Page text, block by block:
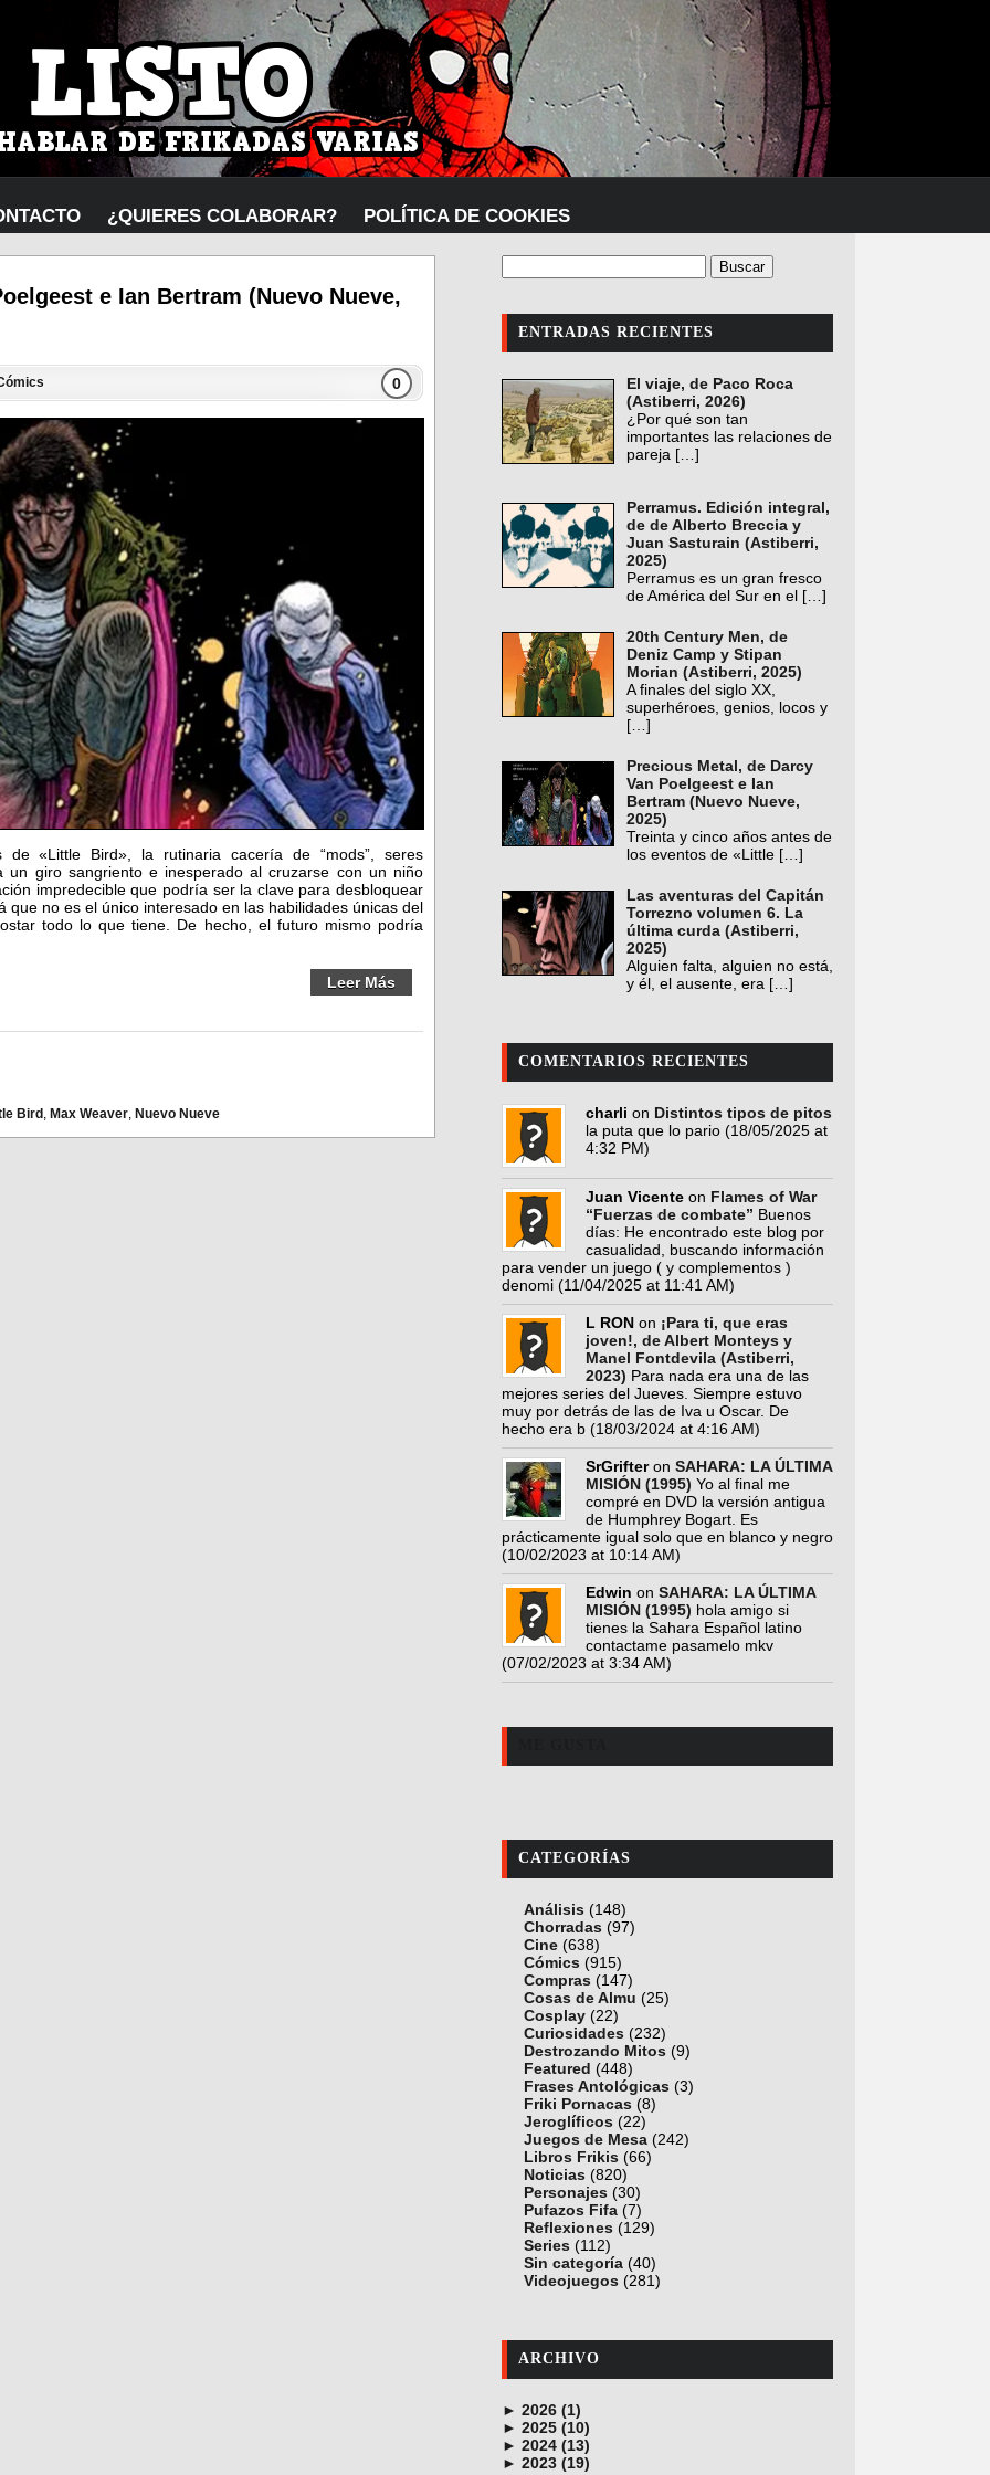
¿QUIERES COLABORAR? POLÍTICA DE COOKIES
e Ian Bertram (Nuevo Nueve,
0
«Little Bird», la rutinaria cacería de “mods”, seres
un giro sangriento e inesperado al cruzarse con un niño
impredecible que podría ser la clave para desbloquear
que no es el único interesado en las habilidades únicas del
todo lo que tiene. De hecho, el futuro mismo podría
Leer Más
Bird , Max Weaver, Nuevo Nueve
ENTRADAS RECIENTES
El viaje, de Paco Roca
(Astiberri, 2026)
¿Por qué son tan
importantes las relaciones de
pareja […]
Perramus. Edición integral,
de de Alberto Breccia y
Juan Sasturain (Astiberri,
2025)
Perramus es un gran fresco
de América del Sur en el […]
20th Century Men, de
Deniz Camp y Stipan
Morian (Astiberri, 2025)
A finales del siglo XX,
superhéroes, genios, locos y
[…]
Precious Metal, de Darcy
Van Poelgeest e Ian
Bertram (Nuevo Nueve,
2025)
Treinta y cinco años antes de
los eventos de «Little […]
Las aventuras del Capitán
Torrezno volumen 6. La
última curda (Astiberri,
2025)
Alguien falta, alguien no está,
y él, el ausente, era […]
COMENTARIOS RECIENTES
charli on Distintos tipos de pitos
la puta que lo pario (18/05/2025 at
4:32 PM)
Juan Vicente on Flames of War
“Fuerzas de combate” Buenos
días: He encontrado este blog por
casualidad, buscando información
para vender un juego ( y complementos )
denomi (11/04/2025 at 11:41 AM)
L RON on ¡Para ti, que eras
joven!, de Albert Monteys y
Manel Fontdevila (Astiberri,
2023) Para nada era una de las
mejores series del Jueves. Siempre estuvo
muy por detrás de las de Iva u Oscar. De
hecho era b (18/03/2024 at 4:16 AM)
SrGrifteron SAHARA: LA ÚLTIMA
MISIÓN (1995) Yo al final me
compré en DVD la versión antigua
de Humphrey Bogart. Es
prácticamente igual solo que en blanco y negro
(10/02/2023 at 10:14 AM)
Edwin on SAHARA: LA ÚLTIMA
MISIÓN (1995) hola amigo si
tienes la Sahara Español latino
contactame pasamelo mkv
(07/02/2023 at 3:34 AM)
CATEGORÍAS
Análisis (148)
Chorradas (97)
Cine (638)
Cómics (915)
Compras (147)
Cosas de Almu (25)
Cosplay (22)
Curiosidades (232)
Destrozando Mitos (9)
Featured (448)
Frases Antológicas (3)
Friki Pornacas (8)
Jeroglíficos (22)
Juegos de Mesa (242)
Libros Frikis (66)
Noticias (820)
Personajes (30)
Pufazos Fifa (7)
Reflexiones (129)
Series (112)
Sin categoría (40)
Videojuegos (281)
ARCHIVO
► 2026 (1)
junio (1)
► 2025 (10)
noviembre (1)
octubre (1)
► 2024 (13)
diciembre (4)
► 2023 (19)